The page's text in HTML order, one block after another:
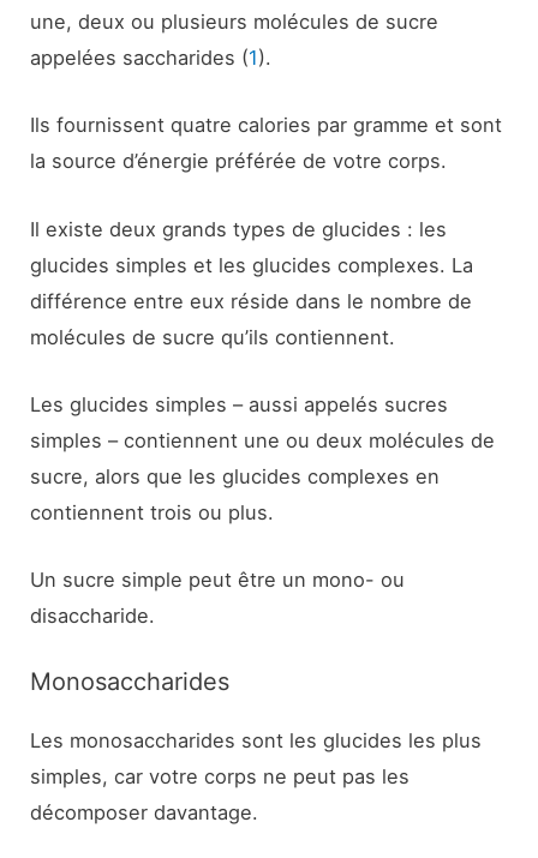
une, deux ou plusieurs molécules de sucre
appelées saccharides (1).
Ils fournissent quatre calories par gramme et sont
la source d’énergie préférée de votre corps.
Il existe deux grands types de glucides : les
glucides simples et les glucides complexes. La
différence entre eux réside dans le nombre de
molécules de sucre qu’ils contiennent.
Les glucides simples – aussi appelés sucres
simples – contiennent une ou deux molécules de
sucre, alors que les glucides complexes en
contiennent trois ou plus.
Un sucre simple peut être un mono- ou
disaccharide.
Monosaccharides
Les monosaccharides sont les glucides les plus
simples, car votre corps ne peut pas les
décomposer davantage.